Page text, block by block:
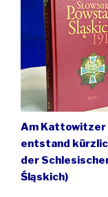
Urbanik“
Am
entstand
der
Śląskich)